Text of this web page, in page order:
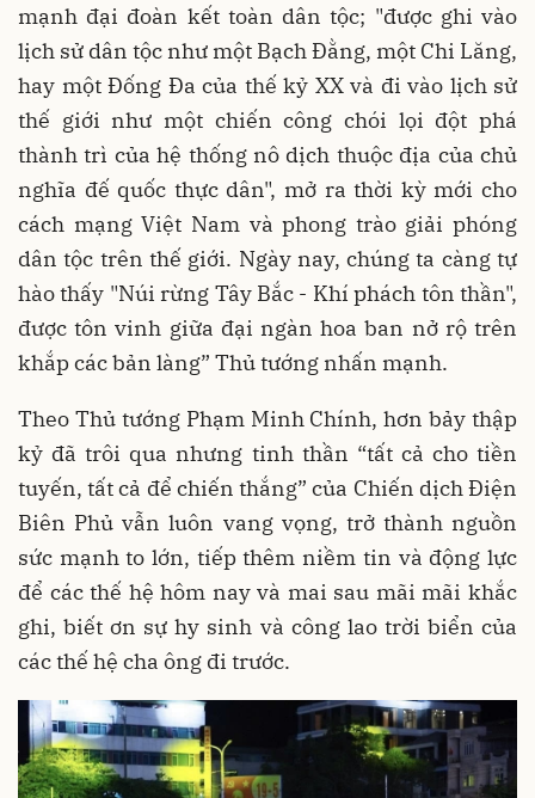
mạnh đại đoàn kết toàn dân tộc; "được ghi vào
lịch sử dân tộc như một Bạch Đằng, một Chi Lăng,
hay một Đống Đa của thế kỷ XX và đi vào lịch sử
thế giới như một chiến công chói lọi đột phá
thành trì của hệ thống nô dịch thuộc địa của chủ
nghĩa đế quốc thực dân", mở ra thời kỳ mới cho
cách mạng Việt Nam và phong trào giải phóng
dân tộc trên thế giới. Ngày nay, chúng ta càng tự
hào thấy "Núi rừng Tây Bắc - Khí phách tôn thần",
được tôn vinh giữa đại ngàn hoa ban nở rộ trên
khắp các bản làng” Thủ tướng nhấn mạnh.
Theo Thủ tướng Phạm Minh Chính, hơn bảy thập
kỷ đã trôi qua nhưng tinh thần “tất cả cho tiền
tuyến, tất cả để chiến thắng” của Chiến dịch Điện
Biên Phủ vẫn luôn vang vọng, trở thành nguồn
sức mạnh to lớn, tiếp thêm niềm tin và động lực
để các thế hệ hôm nay và mai sau mãi mãi khắc
ghi, biết ơn sự hy sinh và công lao trời biển của
các thế hệ cha ông đi trước.